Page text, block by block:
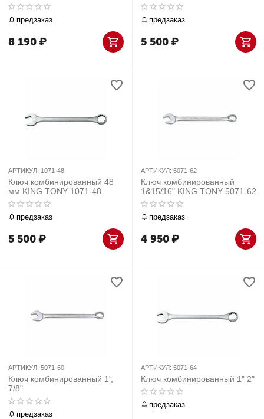
предзаказ
8 190₽
предзаказ
5 500₽
АРТИКУЛ: 1071-48
Ключ комбинированный 48
мм KING TONY 1071-48
предзаказ
5 500₽
АРТИКУЛ: 5071-62
Ключ комбинированный
1&15/16" KING TONY 5071-62
предзаказ
4 950₽
АРТИКУЛ: 5071-60
Ключ комбинированный 1';
7/8"
предзаказ
АРТИКУЛ: 5071-64
Ключ комбинированный 1" 2"
предзаказ